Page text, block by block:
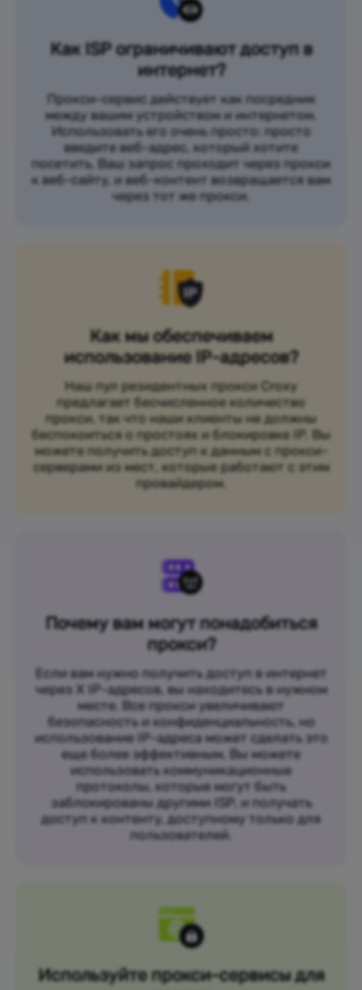
Как ISP ограничивают доступ в
интернет?
Прокси-сервис действует как посредник
между вашим устройством и интернетом.
Использовать его очень просто: просто
введите веб-адрес, который хотите
посетить. Ваш запрос проходит через прокси
к веб-сайту, и веб-контент возвращается вам
через тот же прокси.
Как мы обеспечиваем
использование IP-адресов?
Наш пул резидентных прокси Croxy
предлагает бесчисленное количество
прокси, так что наши клиенты не должны
беспокоиться о простоях и блокировке IP. Вы
можете получить доступ к данным с прокси-
серверами из мест, которые работают с этим
провайдером.
Почему вам могут понадобиться
прокси?
Если вам нужно получить доступ в интернет
через X IP-адресов, вы находитесь в нужном
месте. Все прокси увеличивают
безопасность и конфиденциальность, но
использование IP-адреса может сделать это
еще более эффективным. Вы можете
использовать коммуникационные
протоколы, которые могут быть
заблокированы другими ISP, и получать
доступ к контенту, доступному только для
пользователей.
Используйте прокси-сервисы для